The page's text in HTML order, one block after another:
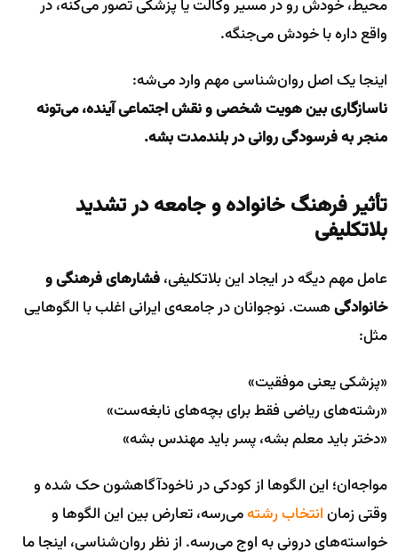
محیط، خودش رو در مسیر وکالت یا پزشکی تصور می‌کنه، در
واقع داره با خودش می‌جنگه.
اینجا یک اصل روان‌شناسی مهم وارد می‌شه:
ناسازگاری بین هویت شخصی و نقش اجتماعی آینده، می‌تونه
منجر به فرسودگی روانی در بلندمدت بشه.
تأثیر فرهنگ خانواده و جامعه در تشدید
بلاتکلیفی
عامل مهم دیگه در ایجاد این بلاتکلیفی،فشارهای فرهنگی و
خانوادگیهست. نوجوانان در جامعه‌ی ایرانی اغلب با الگوهایی
مثل:
«پزشکی یعنی موفقیت»
«رشته‌های ریاضی فقط برای بچه‌های نابغه‌ست»
«دختر باید معلم بشه، پسر باید مهندس بشه»
مواجه‌ان؛ این الگوها از کودکی در ناخودآگاهشون حک شده و
وقتی زمانانتخاب رشتهمی‌رسه، تعارض بین این الگوها و
خواسته‌های درونی به اوج می‌رسه. از نظر روان‌شناسی، اینجا ما